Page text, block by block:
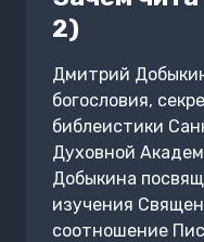
2)
Дмитрий
богословия,
библеистики
Духовной
Добыкина
изучения
соотношение